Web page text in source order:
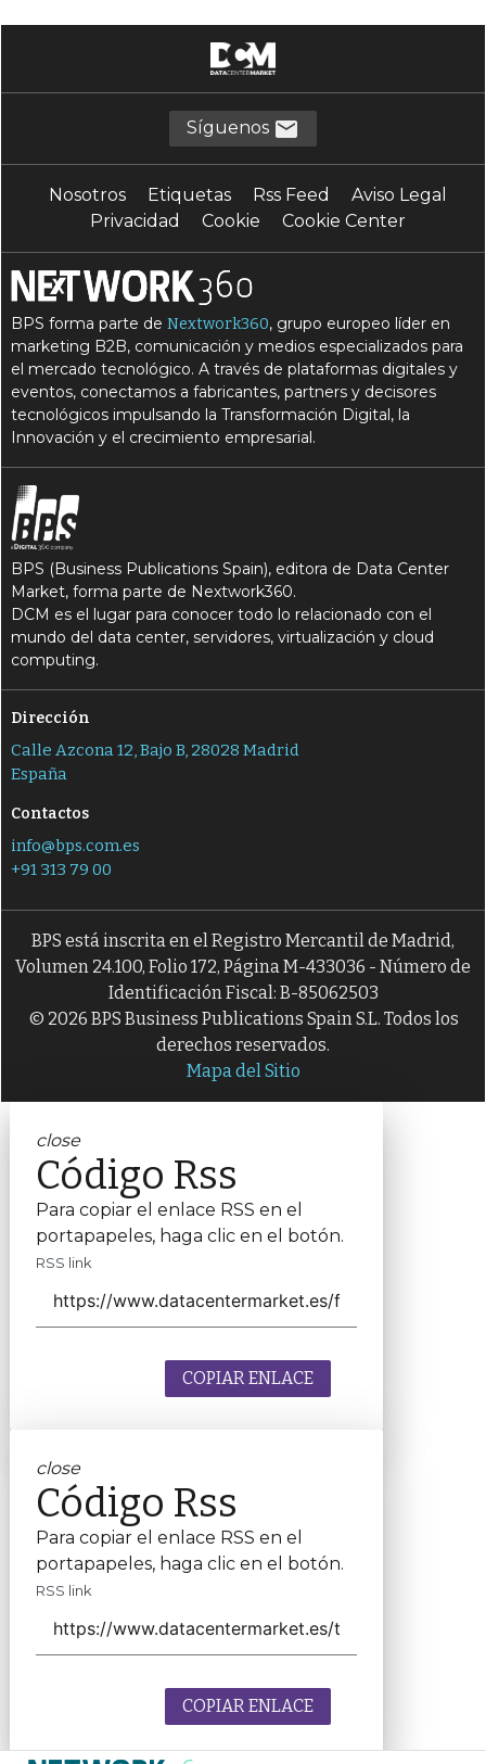
Síguenos
Nosotros Etiquetas Rss Feed
Aviso Legal
Privacidad
Cookie Cookie Center
BPS forma parte deNextwork360, grupo europeo líder en
marketing B2B, comunicación y medios especializados para
el mercado tecnológico. A través de plataformas digitales y
eventos, conectamos a fabricantes, partners y decisores
tecnológicos impulsando la Transformación Digital, la
Innovación y el crecimiento empresarial.
BPS (Business Publications Spain), editora de Data Center
Market, forma parte de Nextwork360.
DCM es el lugar para conocer todo lo relacionado con el
mundo del data center, servidores, virtualización y cloud
computing.
Dirección
Calle Azcona 12, Bajo B, 28028 Madrid
España
Contactos
info@bps.com.es
+91 313 79 00
BPS está inscrita en el Registro Mercantil de Madrid,
Volumen 24.100, Folio 172, Página M-433036 - Número de
Identificación Fiscal: B-85062503
© 2026 BPS Business Publications Spain S.L. Todos los
derechos reservados.
Mapa del Sitio
close
Código Rss
Para copiar el enlace RSS en el
portapapeles, haga clic en el botón.
RSS link
COPIAR ENLACE
close
Código Rss
Para copiar el enlace RSS en el
portapapeles, haga clic en el botón.
RSS link
COPIAR ENLACE